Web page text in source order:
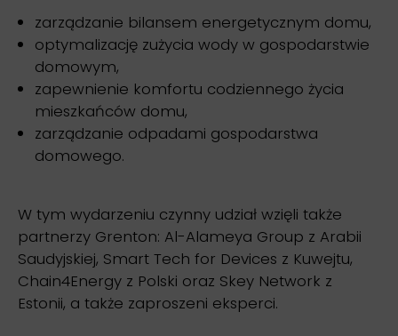
zarządzanie bilansem energetycznym domu,
optymalizację zużycia wody w gospodarstwie
domowym,
zapewnienie komfortu codziennego życia
mieszkańców domu,
zarządzanie odpadami gospodarstwa
domowego.
W tym wydarzeniu czynny udział wzięli także
partnerzy Grenton: Al-Alameya Group z Arabii
Saudyjskiej, Smart Tech for Devices z Kuwejtu,
Chain4Energy z Polski oraz Skey Network z
Estonii, a także zaproszeni eksperci.